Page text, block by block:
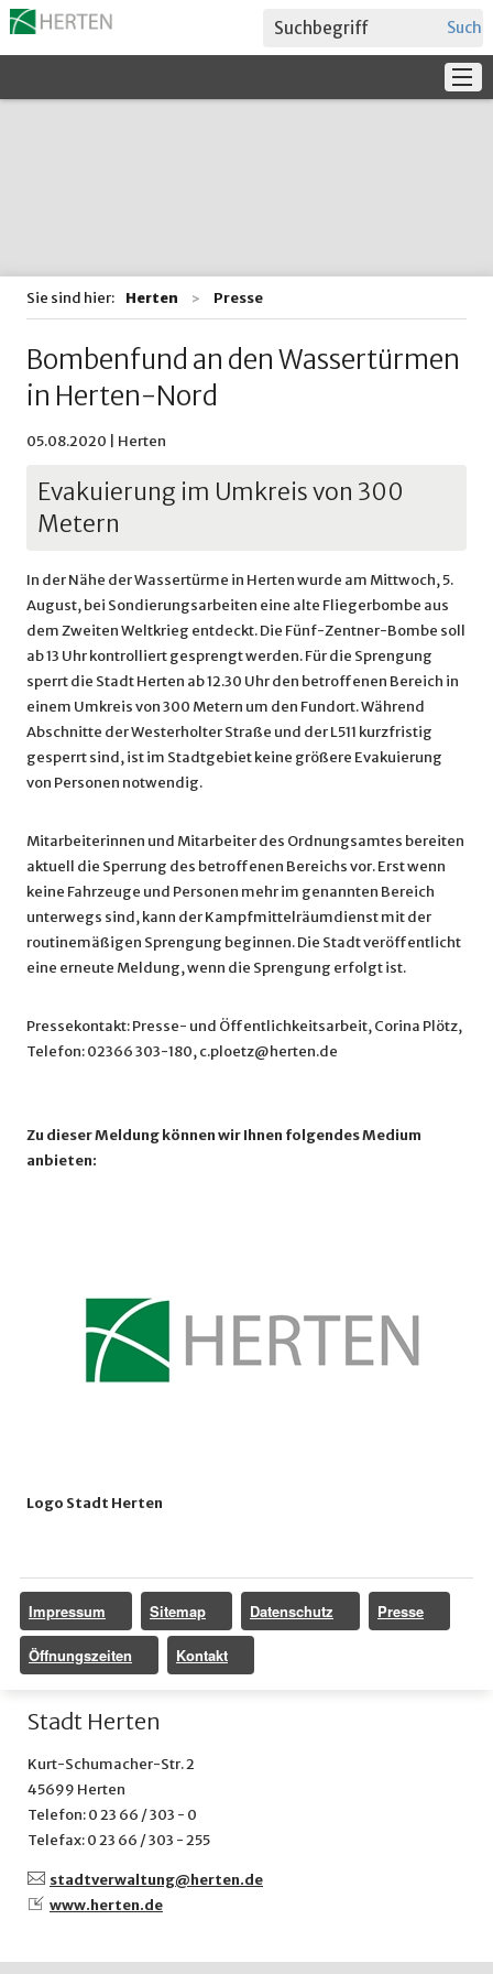
Sie sind hier: Herten Presse
Bombenfund an den Wassertürmen
in Herten-Nord
05.08.2020 | Herten
Evakuierung im Umkreis von 300
Metern
In der Nähe der Wassertürme in Herten wurde am Mittwoch, 5.
August, bei Sondierungsarbeiten eine alte Fliegerbombe aus
dem Zweiten Weltkrieg entdeckt. Die Fünf-Zentner-Bombe soll
ab 13 Uhr kontrolliert gesprengt werden. Für die Sprengung
sperrt die Stadt Herten ab 12.30 Uhr den betroffenen Bereich in
einem Umkreis von 300 Metern um den Fundort. Während
Abschnitte der Westerholter Straße und der L511 kurzfristig
gesperrt sind, ist im Stadtgebiet keine größere Evakuierung
von Personen notwendig.
Mitarbeiterinnen und Mitarbeiter des Ordnungsamtes bereiten
aktuell die Sperrung des betroffenen Bereichs vor. Erst wenn
keine Fahrzeuge und Personen mehr im genannten Bereich
unterwegs sind, kann der Kampfmittelräumdienst mit der
routinemäßigen Sprengung beginnen. Die Stadt veröffentlicht
eine erneute Meldung, wenn die Sprengung erfolgt ist.
Pressekontakt: Presse- und Öffentlichkeitsarbeit, Corina Plötz,
Telefon: 02366 303-180, c.ploetz@herten.de
Zu dieser Meldung können wir Ihnen folgendes Medium
anbieten:
Logo Stadt Herten
Impressum Sitemap Datenschutz Presse
Öffnungszeiten Kontakt
Stadt Herten
Kurt-Schumacher-Str. 2
45699 Herten
Telefon: 0 23 66 / 303 - 0
Telefax: 0 23 66 / 303 - 255
stadtverwaltung@herten.de
www.herten.de